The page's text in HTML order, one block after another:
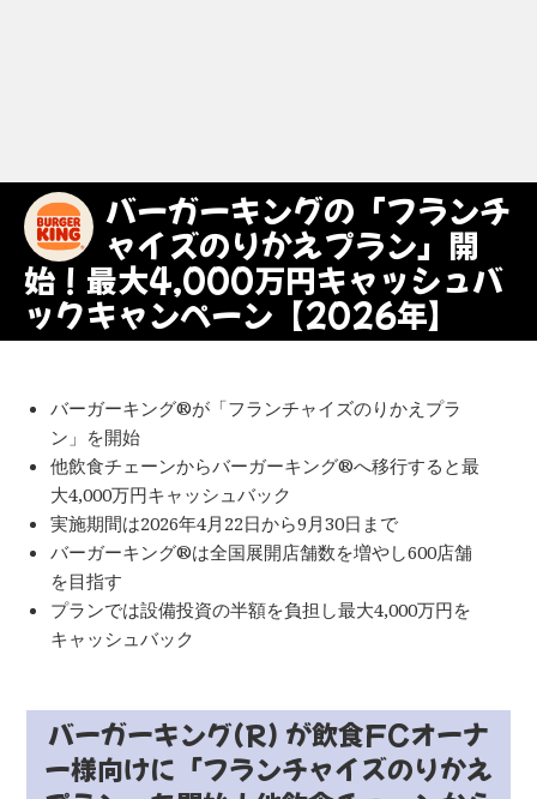
バーガーキングの「フランチ
ャイズのりかえプラン」開
始！最大4,000万円キャッシュバ
ックキャンペーン【2026年】
バーガーキング®が「フランチャイズのりかえプラ
ン」を開始
他飲食チェーンからバーガーキング®へ移行すると最
大4,000万円キャッシュバック
実施期間は2026年4月22日から9月30日まで
バーガーキング®は全国展開店舗数を増やし600店舗
を目指す
プランでは設備投資の半額を負担し最大4,000万円を
キャッシュバック
バーガーキング(R) が飲食FCオーナ
ー様向けに「フランチャイズのりかえ